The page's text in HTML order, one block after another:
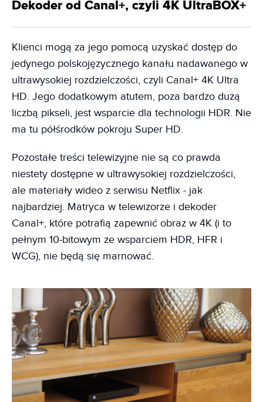
Dekoder od Canal+, czyli 4K UltraBOX+
Klienci mogą za jego pomocą uzyskać dostęp do
jedynego polskojęzycznego kanału nadawanego w
ultrawysokiej rozdzielczości, czyli Canal+ 4K Ultra
HD. Jego dodatkowym atutem, poza bardzo dużą
liczbą pikseli, jest wsparcie dla technologii HDR. Nie
ma tu półśrodków pokroju Super HD.
Pozostałe treści telewizyjne nie są co prawda
niestety dostępne w ultrawysokiej rozdzielczości,
ale materiały wideo z serwisu Netflix - jak
najbardziej. Matryca w telewizorze i dekoder
Canal+, które potrafią zapewnić obraz w 4K (i to
pełnym 10-bitowym ze wsparciem HDR, HFR i
WCG), nie będą się marnować.